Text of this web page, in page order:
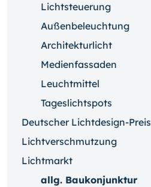
Lichtsteuerung
Außenbeleuchtung
Architekturlicht
Medienfassaden
Leuchtmittel
Tageslichtspots
Deutscher Lichtdesign-Preis
Lichtverschmutzung
Lichtmarkt
allg. Baukonjunktur